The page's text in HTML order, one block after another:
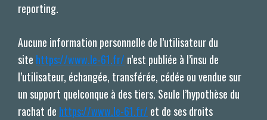
reporting.
Aucune information personnelle de l’utilisateur du
site https://www.le-61.fr/ n’est publiée à l’insu de
l’utilisateur, échangée, transférée, cédée ou vendue sur
un support quelconque à des tiers. Seule l’hypothèse du
rachat de https://www.le-61.fr/ et de ses droits